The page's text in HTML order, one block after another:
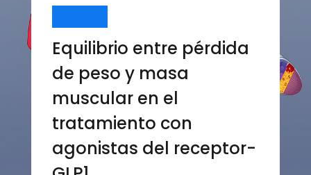
Equilibrio entre pérdida
de peso y masa
muscular en el
tratamiento con
agonistas del receptor-